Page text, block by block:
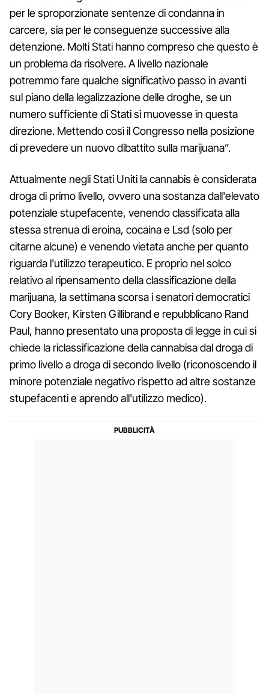
per le sproporzionate sentenze di condanna in
carcere, sia per le conseguenze successive alla
detenzione. Molti Stati hanno compreso che questo è
un problema da risolvere. A livello nazionale
potremmo fare qualche significativo passo in avanti
sul piano della legalizzazione delle droghe, se un
numero sufficiente di Stati si muovesse in questa
direzione. Mettendo così il Congresso nella posizione
di prevedere un nuovo dibattito sulla marijuana”.
Attualmente negli Stati Uniti la cannabis è considerata
droga di primo livello, ovvero una sostanza dall'elevato
potenziale stupefacente, venendo classificata alla
stessa strenua di eroina, cocaina e Lsd (solo per
citarne alcune) e venendo vietata anche per quanto
riguarda l'utilizzo terapeutico. E proprio nel solco
relativo al ripensamento della classificazione della
marijuana, la settimana scorsa i senatori democratici
Cory Booker, Kirsten Gillibrand e repubblicano Rand
Paul, hanno presentato una proposta di legge in cui si
chiede la riclassificazione della cannabisa dal droga di
primo livello a droga di secondo livello (riconoscendo il
minore potenziale negativo rispetto ad altre sostanze
stupefacenti e aprendo all'utilizzo medico).